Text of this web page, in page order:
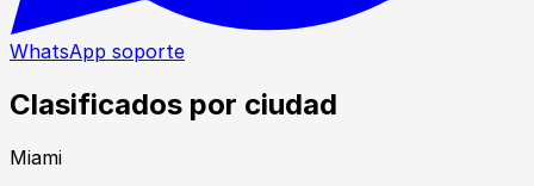
WhatsApp soporte
Clasificados por ciudad
Miami